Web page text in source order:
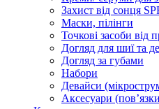
Захист від сонця
Маски, пілінги
Точкові засоби від
Догляд для шиї та
Догляд за губами
Набори
Девайси
Аксесуари